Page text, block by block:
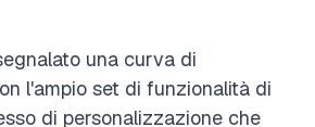
una curva di
l'ampio set di funzionalità di
di personalizzazione che